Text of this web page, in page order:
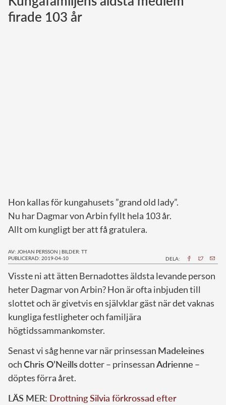
firade 103 år
Hon kallas för kungahusets ”grand old lady”.
Nu har Dagmar von Arbin fyllt hela 103 år.
Allt om kungligt ber att få gratulera.
AV: JOHAN PERSSON | BILDER: TT
PUBLICERAD: 2019-04-10
DELA:
Visste ni att ätten Bernadottes äldsta levande person
heter Dagmar von Arbin? Hon är ofta inbjuden till
slottet och är givetvis en självklar gäst när det vaknas
kungliga festligheter och familjära
högtidssammankomster.
Senast vi såg henne var när prinsessan Madeleines
ochChris O’Neillsdotter – prinsessanAdrienne –
döptes förra året.
LÄS MER: Drottning Silvia förkrossad efter